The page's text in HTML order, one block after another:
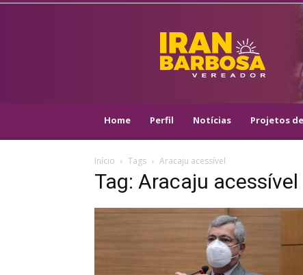
IRAN
BARBOSA
–
VEREADOR
–
Home Perfil Notícias Projetos
Início Tags Aracaju acessível
Tag: Aracaju acessível